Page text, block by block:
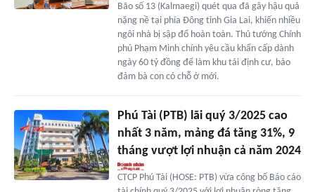
Bão số 13 (Kalmaegi) quét qua đã gây hậu quả
nặng nề tại phía Đông tỉnh Gia Lai, khiến nhiều
ngôi nhà bị sập đổ hoàn toàn. Thủ tướng Chính
phủ Phạm Minh chính yêu cầu khẩn cấp dành
ngày 60 tỷ đồng để làm khu tái định cư, bảo
đảm bà con có chỗ ở mới.
Phú Tài (PTB) lãi quý 3/2025 cao
nhất 3 năm, mảng đá tăng 31%, 9
tháng vượt lợi nhuận cả năm 2024
CTCP Phú Tài (HOSE: PTB) vừa công bố Báo cáo